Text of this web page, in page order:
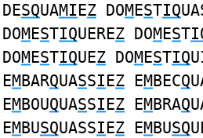
DESQUAMIEZ DOMESTIQ
DOMESTIQUEREZ DOMEST
DOMESTIQUEZ DOMESTIQ
EMBARQUASSIEZ EMBECQ
EMBOUQUASSIEZ EMBRAQ
EMBUSQUASSIEZ EMBUSQ